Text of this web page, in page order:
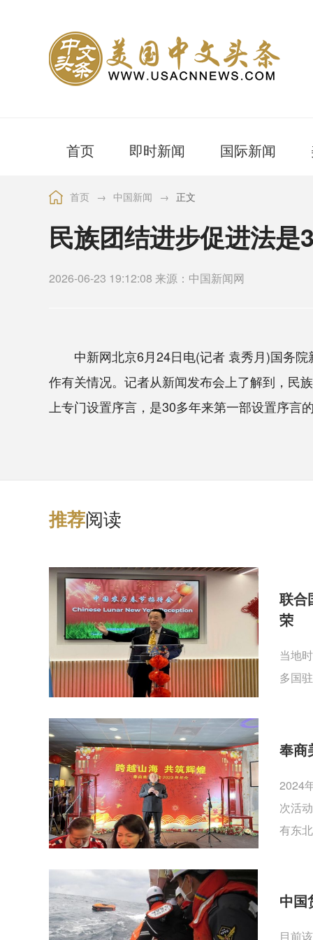
首页 即时新闻 国际新闻
首页 → 中国新闻 → 正文
民族团结进步促进法
2026-06-23 19:12:08 来源：中国新闻网
中新网北京6月24日电(记者 袁秀月)国务院
作有关情况。记者从新闻发布会上了解到，民
上专门设置序言，是30多年来第一部设置序
推荐阅读
联合
荣
当地
多国
奉商
2024
次活
有东
中国
目前